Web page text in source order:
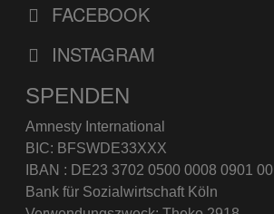
FACEBOOK
INSTAGRAM
SPENDEN
Amnesty International
BIC: BFSWDE33XXX
IBAN : DE23 3702 0500 0008 0901 00
Bank für Sozialwirtschaft Köln